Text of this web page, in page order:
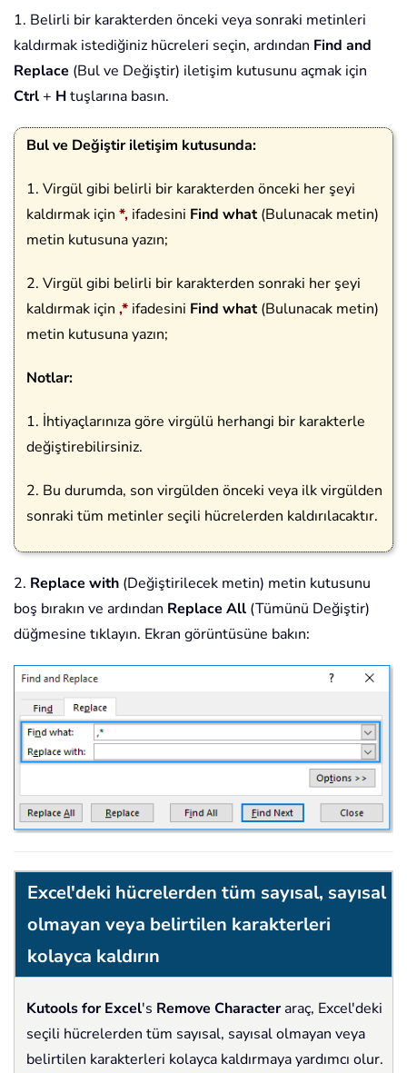
1. Belirli bir karakterden önceki veya sonraki metinleri
kaldırmak istediğiniz hücreleri seçin, ardından Find and
Replace (Bul ve Değiştir) iletişim kutusunu açmak için
Ctrl+ Htuşlarına basın.
Bul ve Değiştir iletişim kutusunda:
1. Virgül gibi belirli bir karakterden önceki her şeyi
kaldırmak için *, ifadesini Find what(Bulunacak metin)
metin kutusuna yazın;
2. Virgül gibi belirli bir karakterden sonraki her şeyi
kaldırmak için ,* ifadesini Find what(Bulunacak metin)
metin kutusuna yazın;
Notlar:
1. İhtiyaçlarınıza göre virgülü herhangi bir karakterle
değiştirebilirsiniz.
2. Bu durumda, son virgülden önceki veya ilk virgülden
sonraki tüm metinler seçili hücrelerden kaldırılacaktır.
2. Replace with (Değiştirilecek metin) metin kutusunu
boş bırakın ve ardından Replace All (Tümünü Değiştir)
düğmesine tıklayın. Ekran görüntüsüne bakın:
Excel'deki hücrelerden tüm sayısal, sayısal
olmayan veya belirtilen karakterleri
kolayca kaldırın
Kutools for Excel's Remove Characteraraç, Excel'deki
seçili hücrelerden tüm sayısal, sayısal olmayan veya
belirtilen karakterleri kolayca kaldırmaya yardımcı olur.